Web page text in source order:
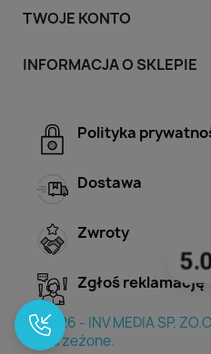
TWOJE KONTO
INFORMACJA O SKLEPIE
Polityka
Dostawa
Zwroty
Zgłoś reklamację
© 2026 - INV MEDIA SP.
zastrzeżone.